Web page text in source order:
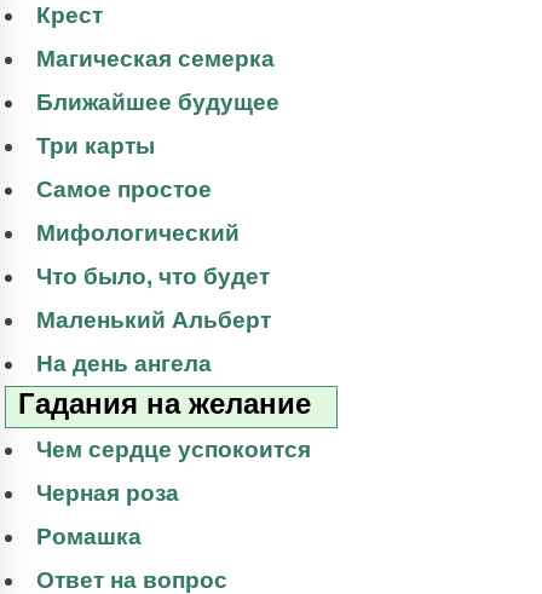
Крест
Магическая семерка
Ближайшее будущее
Три карты
Самое простое
Мифологический
Что было, что будет
Маленький Альберт
На день ангела
Гадания на желание
Чем сердце успокоится
Черная роза
Ромашка
Ответ на вопрос